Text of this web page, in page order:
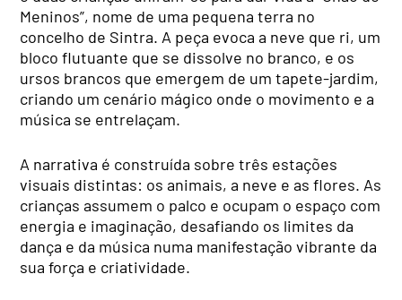
Meninos”, nome de uma pequena terra no
concelho de Sintra. A peça evoca a neve que ri, um
bloco flutuante que se dissolve no branco, e os
ursos brancos que emergem de um tapete-jardim,
criando um cenário mágico onde o movimento e a
música se entrelaçam.
A narrativa é construída sobre três estações
visuais distintas: os animais, a neve e as flores. As
crianças assumem o palco e ocupam o espaço com
energia e imaginação, desafiando os limites da
dança e da música numa manifestação vibrante da
sua força e criatividade.